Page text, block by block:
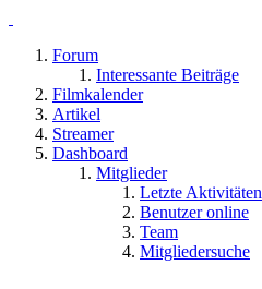
Forum
Interessante Beiträge
Filmkalender
Artikel
Streamer
Dashboard
Mitglieder
Letzte Aktivitäten
Benutzer online
Team
Mitgliedersuche